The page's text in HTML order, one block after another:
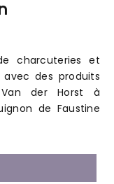
charcuteries et
des produits
der Horst à
de Faustine